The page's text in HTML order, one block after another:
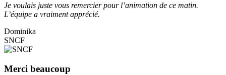
Je voulais juste vous remercier pour l’animation de ce matin.
L’équipe a vraiment apprécié.
Dominika
SNCF
Merci beaucoup